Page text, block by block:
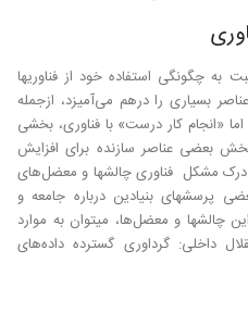
به چگونگی استفاده خود از فناوریها
بسیاری را درهم می‌آمیزد، ازجمله
«انجام کار درست» با فناوری، بخشی
بعضی عناصر سازنده برای افزایش
درک مشکل فناوری چالشها و معضل‌های
پرسشهای بنیادین درباره جامعه و
چالشها و معضل‌ها، میتوان به موارد
داخلی: گرداوری گسترده داده‌های